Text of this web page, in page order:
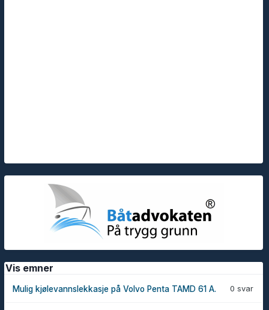
Vis emner
0 svar
Mulig kjølevannslekkasje på Volvo Penta TAMD 61 A.